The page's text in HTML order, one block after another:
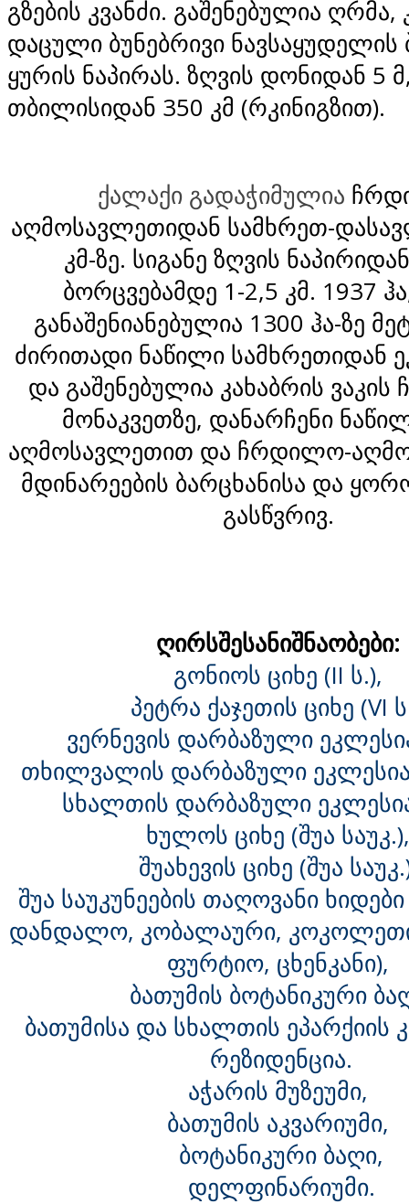
გზების კვანძი. გაშენებულია
დაცული ბუნებრივი ნავსაყუდელის
ყურის ნაპირას. ზღვის დონიდან 5
თბილისიდან 350 კმ (რკინიგზით).
ქალაქი გადაჭიმულია
აღმოსავლეთიდან სამხრეთ-
კმ-ზე. სიგანე ზღვის
ბორცვებამდე 1-2,5 კმ. 1937
განაშენიანებულია 1300 ჰა-ზე
ძირითადი ნაწილი სამხრეთიდან
და გაშენებულია კახაბრის
მონაკვეთზე, დანარჩენი
აღმოსავლეთით და ჩრდილო-
მდინარეების ბარცხანისა და
გასწვრივ.
ღირსშესანიშნაობები:
გონიოს ციხე (II ს.),
პეტრა ქაჯეთის ციხე (VI
ვერნევის დარბაზული
თხილვალის დარბაზული ეკლესია
სხალთის დარბაზული
ხულოს ციხე (შუა
შუახევის ციხე (შუა
შუა საუკუნეების თაღოვანი
დანდალო, კობალაური,
ფურტიო, ცხენკანი),
ბათუმის ბოტანიკური
ბათუმისა და სხალთის ეპარქიის
რეზიდენცია.
აჭარის მუზეუმი,
ბათუმის აკვარიუმი,
ბოტანიკური ბაღი,
დელფინარიუმი.